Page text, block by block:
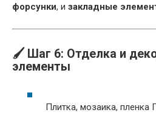
форсунки, и закладные
🖌️ Шаг 6: Отделка и
элементы
Плитка, мозаика, пленка